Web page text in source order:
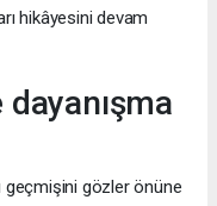
hikâyesini devam
geçmişini gözler önüne